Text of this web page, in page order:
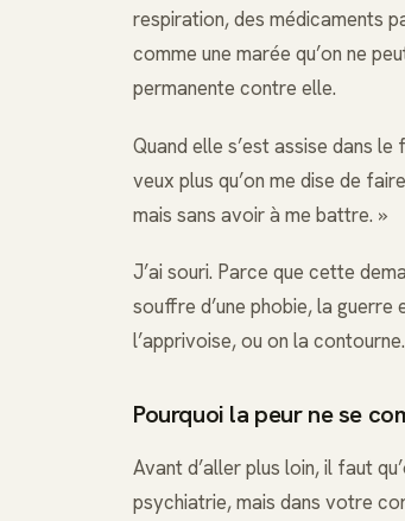
respiration, des médicaments
comme une marée qu’on ne
permanente contre elle.
Quand elle s’est assise dans le
veux plus qu’on me dise de
mais sans avoir à me battre. »
J’ai souri. Parce que cette
souffre d’une phobie, la guerre
l’apprivoise, ou on la contourne.
Pourquoi la peur ne se
Avant d’aller plus loin, il faut
psychiatrie, mais dans votre